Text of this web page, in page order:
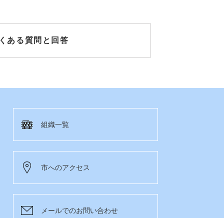
ある質問と回答
組織一覧
市へのアクセス
メールでのお問い合わせ